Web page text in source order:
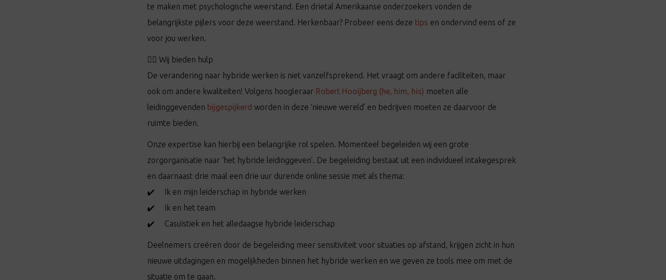
te maken met psychologische weerstand. Een drietal Amerikaanse onderzoekers vonden de
belangrijkste pijlers voor deze weerstand. Herkenbaar? Probeer eens deze tips en ondervind eens of ze
voor jou werken.
👉🏼 Wij bieden hulp
De verandering naar hybride werken is niet vanzelfsprekend. Het vraagt om andere faciliteiten, maar
ook om andere kwaliteiten! Volgens hoogleraar Robert Hooijberg (he, him, his) moeten alle
leidinggevenden bijgespijkerd worden in deze ‘nieuwe wereld’ en bedrijven moeten ze daarvoor de
ruimte bieden.
Onze expertise kan hierbij een belangrijke rol spelen. Momenteel begeleiden wij een grote
zorgorganisatie naar ‘het hybride leidinggeven’. De begeleiding bestaat uit een individueel intakegesprek
en daarnaast drie maal een drie uur durende online sessie met als thema:
✔️ Ik en mijn leiderschap in hybride werken
✔️ Ik en het team
✔️ Casuïstiek en het alledaagse hybride leiderschap
Deelnemers creëren door de begeleiding meer sensitiviteit voor situaties op afstand, krijgen zicht in hun
nieuwe uitdagingen en mogelijkheden binnen het hybride werken en we geven ze tools mee om met de
situatie om te gaan.